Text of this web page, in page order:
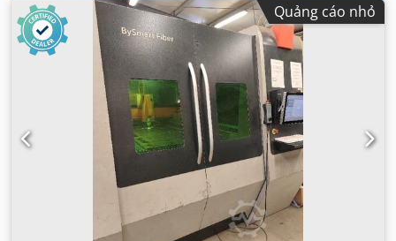
Quảng cáo nhỏ